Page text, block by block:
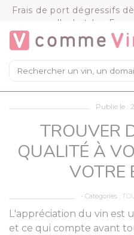
Frais de port dégressifs
d'achat (en
Mon panier
Chargement du
VOIR LE PANIER
Publié le :
TROUVER
QUALITÉ À
VOTRE
- Catégories :
L'appréciation du vin est
et ce qui compte avant
Panneau de gestion des